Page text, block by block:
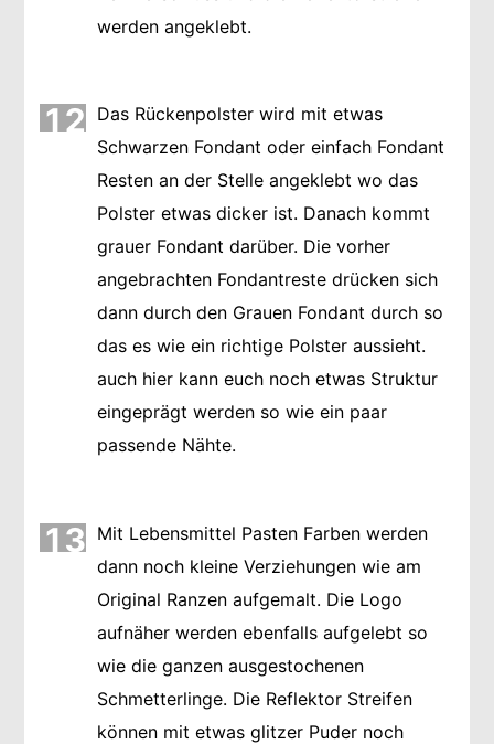
werden angeklebt.
12
Das Rückenpolster wird mit etwas
Schwarzen Fondant oder einfach Fondant
Resten an der Stelle angeklebt wo das
Polster etwas dicker ist. Danach kommt
grauer Fondant darüber. Die vorher
angebrachten Fondantreste drücken sich
dann durch den Grauen Fondant durch so
das es wie ein richtige Polster aussieht.
auch hier kann euch noch etwas Struktur
eingeprägt werden so wie ein paar
passende Nähte.
13 Mit Lebensmittel Pasten Farben werden
dann noch kleine Verziehungen wie am
Original Ranzen aufgemalt. Die Logo
aufnäher werden ebenfalls aufgelebt so
wie die ganzen ausgestochenen
Schmetterlinge. Die Reflektor Streifen
können mit etwas glitzer Puder noch